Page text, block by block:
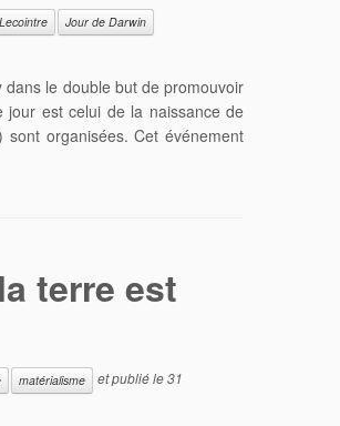
Jour de Darwin
dans le double but de promouvoir
jour est celui de la naissance de
organisées. Cet événement
terre est
matérialisme et publié le31